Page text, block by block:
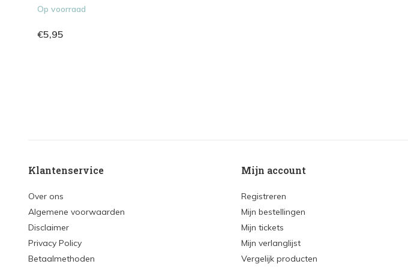
Op voorraad
€5,95
Klantenservice
Over ons
Algemene voorwaarden
Disclaimer
Privacy Policy
Betaalmethoden
Mijn account
Registreren
Mijn bestellingen
Mijn tickets
Mijn verlanglijst
Vergelijk producten